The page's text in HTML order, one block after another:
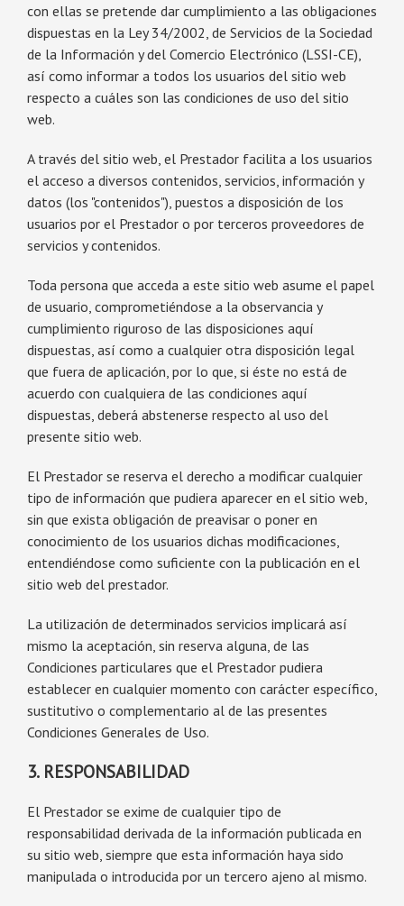
con ellas se pretende dar cumplimiento a las obligaciones
dispuestas en la Ley 34/2002, de Servicios de la Sociedad
de la Información y del Comercio Electrónico (LSSI-CE),
así como informar a todos los usuarios del sitio web
respecto a cuáles son las condiciones de uso del sitio
web.
A través del sitio web, el Prestador facilita a los usuarios
el acceso a diversos contenidos, servicios, información y
datos (los "contenidos"), puestos a disposición de los
usuarios por el Prestador o por terceros proveedores de
servicios y contenidos.
Toda persona que acceda a este sitio web asume el papel
de usuario, comprometiéndose a la observancia y
cumplimiento riguroso de las disposiciones aquí
dispuestas, así como a cualquier otra disposición legal
que fuera de aplicación, por lo que, si éste no está de
acuerdo con cualquiera de las condiciones aquí
dispuestas, deberá abstenerse respecto al uso del
presente sitio web.
El Prestador se reserva el derecho a modificar cualquier
tipo de información que pudiera aparecer en el sitio web,
sin que exista obligación de preavisar o poner en
conocimiento de los usuarios dichas modificaciones,
entendiéndose como suficiente con la publicación en el
sitio web del prestador.
La utilización de determinados servicios implicará así
mismo la aceptación, sin reserva alguna, de las
Condiciones particulares que el Prestador pudiera
establecer en cualquier momento con carácter específico,
sustitutivo o complementario al de las presentes
Condiciones Generales de Uso.
3. RESPONSABILIDAD
El Prestador se exime de cualquier tipo de
responsabilidad derivada de la información publicada en
su sitio web, siempre que esta información haya sido
manipulada o introducida por un tercero ajeno al mismo.